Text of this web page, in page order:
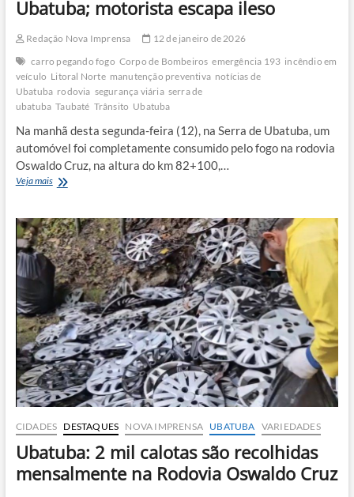
Ubatuba; motorista escapa ileso
Redação Nova Imprensa
12 de janeiro de 2026
carro pegando fogo Corpo de Bombeiros emergência 193 incêndio em
veículo Litoral Norte manutenção preventiva notícias de
Ubatuba rodovia segurança viária serra de
ubatuba Taubaté Trânsito Ubatuba
Na manhã desta segunda-feira (12), na Serra de Ubatuba, um
automóvel foi completamente consumido pelo fogo na rodovia
Oswaldo Cruz, na altura do km 82+100,…
Veja maisVeículo
pelo
fogo
em
Ubatuba;
motorista
escapa
ileso
CIDADES DESTAQUES NOVA IMPRENSA UBATUBA VARIEDADES
Ubatuba: 2 mil calotas são recolhidas
mensalmente na Rodovia Oswaldo Cruz